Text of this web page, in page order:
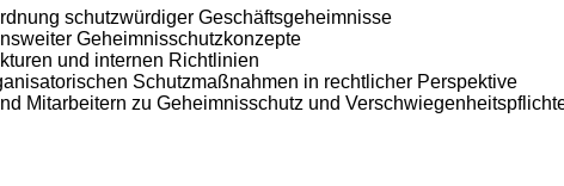
schutzwürdiger Geschäftsgeheimnisse
Geheimnisschutzkonzepte
und internen Richtlinien
Schutzmaßnahmen in rechtlicher Perspektive
Mitarbeitern zu Geheimnisschutz und